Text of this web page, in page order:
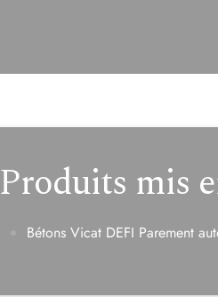
Produits mis
Bétons Vicat DEFI Parement